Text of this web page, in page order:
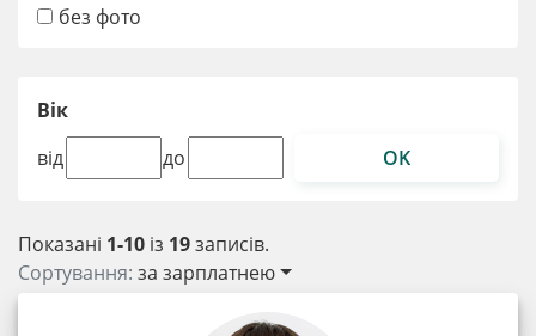
Показані 1-10 із 19записів.
Сортування: за зарплатнею
без фото
Вік
від
до OK